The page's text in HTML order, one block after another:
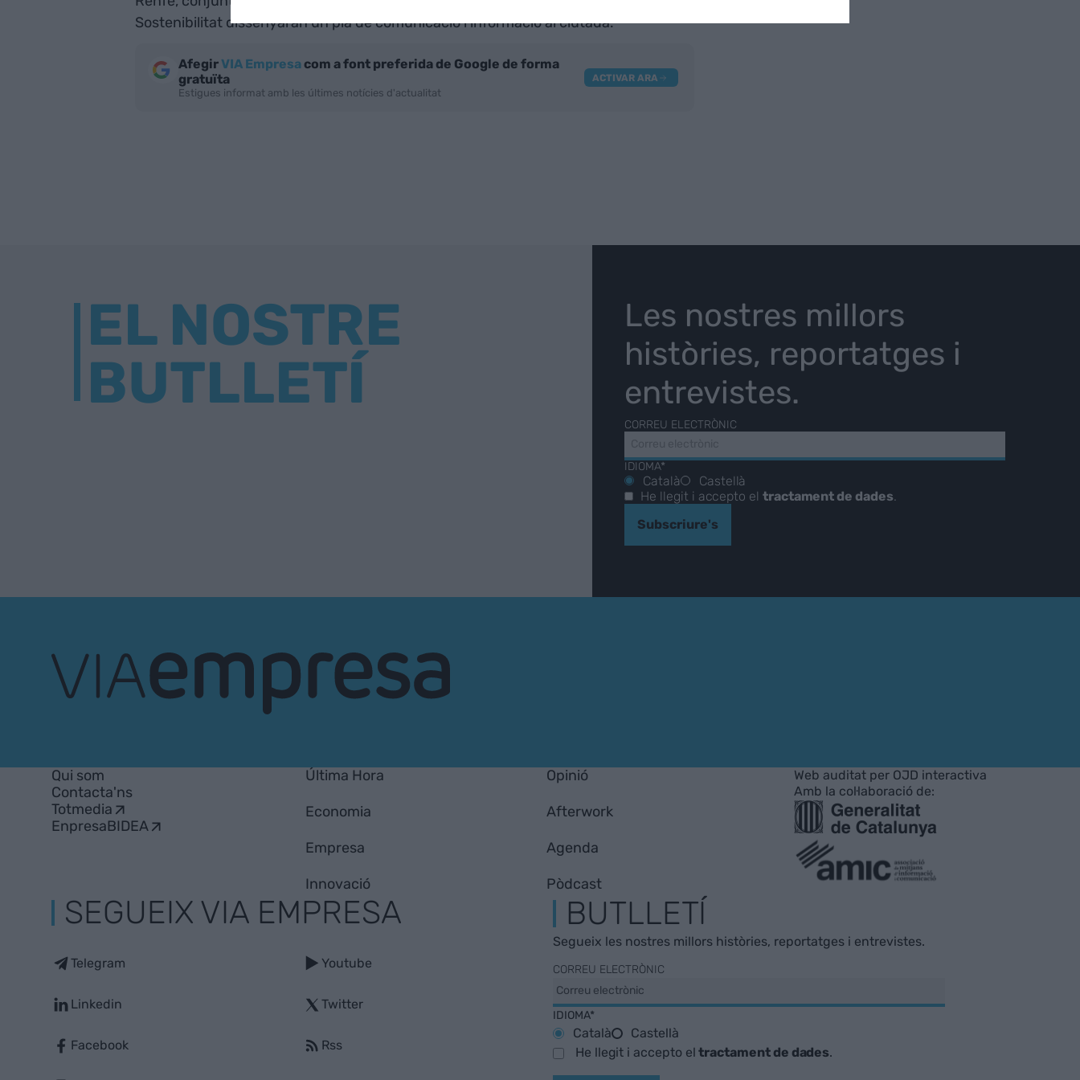
Sostenibilitat dissenyaran un pla de comunicació i informació al ciutadà.
AfegirVIA Empresacom a font preferida de Google de forma
gratuïta
Estigues informat amb les últimes notícies d'actualitat
ACTIVAR ARA
EL NOSTRE
BUTLLETÍ
Les nostres millors
històries, reportatges i
entrevistes.
CORREU ELECTRÒNIC
IDIOMA*
Català
Castellà
He llegit i accepto el tractament de dades.
Subscriure's
Qui som
Contacta'ns
Totmedia
EnpresaBIDEA
Última Hora
Economia
Empresa
Innovació
Opinió
Afterwork
Agenda
Pòdcast
Web auditat per OJD interactiva
Amb la col·laboració de:
SEGUEIX VIA EMPRESA
Telegram
Linkedin
Facebook
Youtube
Twitter
Rss
BUTLLETÍ
Segueix les nostres millors històries, reportatges i entrevistes.
CORREU ELECTRÒNIC
IDIOMA*
Català
Castellà
He llegit i accepto eltractament de dades.